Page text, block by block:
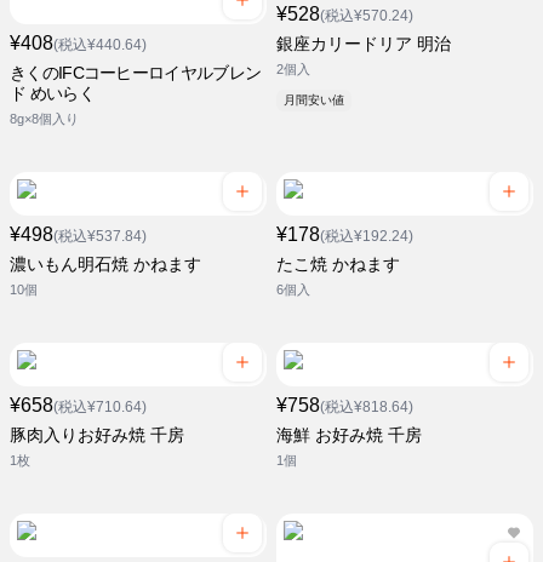
¥408(税込¥440.64)
きくのIFCコーヒーロイヤルブレン
ド めいらく
8g×8個入り
¥528(税込¥570.24)
銀座カリードリア 明治
2個入
月間安い値
¥498(税込¥537.84)
濃いもん明石焼 かねます
10個
¥178(税込¥192.24)
たこ焼 かねます
6個入
¥658(税込¥710.64)
豚肉入りお好み焼 千房
1枚
¥758(税込¥818.64)
海鮮 お好み焼 千房
1個